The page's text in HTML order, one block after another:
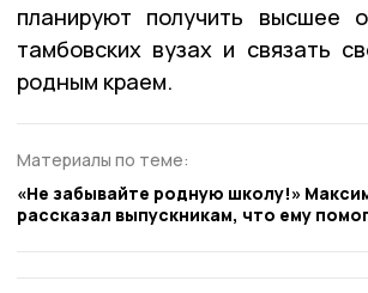
планируют получить высшее
тамбовских вузах и связать
родным краем.
Материалы по теме:
«Не забывайте родную школу!»
рассказал выпускникам, что ему